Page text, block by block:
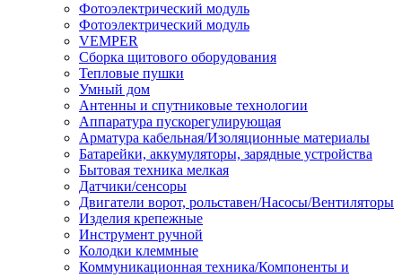
Фотоэлектрический модуль
Фотоэлектрический модуль
VEMPER
Сборка щитового оборудования
Тепловые пушки
Умный дом
Антенны и спутниковые технологии
Аппаратура пускорегулирующая
Арматура кабельная/Изоляционные материалы
Батарейки, аккумуляторы, зарядные устройства
Бытовая техника мелкая
Датчики/сенсоры
Двигатели ворот, рольставен/Насосы/Вентиляторы
Изделия крепежные
Инструмент ручной
Колодки клеммные
Коммуникационная техника/Компоненты и